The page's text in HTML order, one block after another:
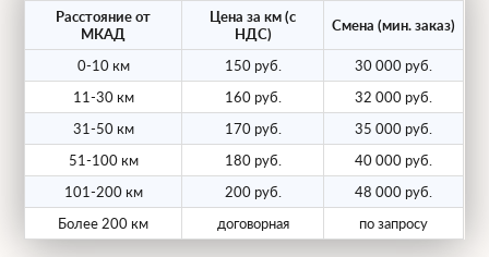
контроля.
Уширители.Платформы расширяются
до 3.2 – 3.5 метров для устойчивости
негабаритной техники.
Перевозка 40-тонного груза требует
обязательного оформления разрешения
(КТГ) и часто — автомобиля прикрытия.
Наши логисты берут все бюрократические
Расстояние от
МКАД
Цена за км (с
НДС)
Смена (мин. заказ)
0-10 км 150 руб.
30 000 руб.
11-30 км
160 руб.
32 000 руб.
31-50 км
170 руб.
35 000 руб.
51-100 км
180 руб.
40 000 руб.
101-200 км
200 руб.
48 000 руб.
Более 200 км
договорная по запросу